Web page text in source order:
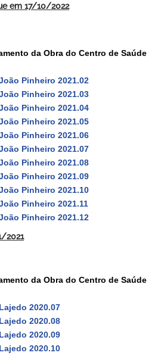
em 17/10/2022
da Obra do Centro de Saúde
Pinheiro 2021.02
Pinheiro 2021.03
Pinheiro 2021.04
Pinheiro 2021.05
Pinheiro 2021.06
Pinheiro 2021.07
Pinheiro 2021.08
Pinheiro 2021.09
Pinheiro 2021.10
Pinheiro 2021.11
Pinheiro 2021.12
2021
da Obra do Centro de Saúde
2020.07
2020.08
2020.09
2020.10